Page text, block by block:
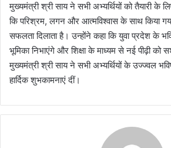
मुख्यमंत्री श्री साय ने सभी अभ्यर्थियों को तैयारी के
कि परिश्रम, लगन और आत्मविश्वास के साथ किया
सफलता दिलाता है। उन्होंने कहा कि युवा प्रदेश के
भूमिका निभाएंगे और शिक्षा के माध्यम से नई पीढ़ी को
मुख्यमंत्री श्री साय ने सभी अभ्यर्थियों के उज्ज्वल
हार्दिक शुभकामनाएं दीं।